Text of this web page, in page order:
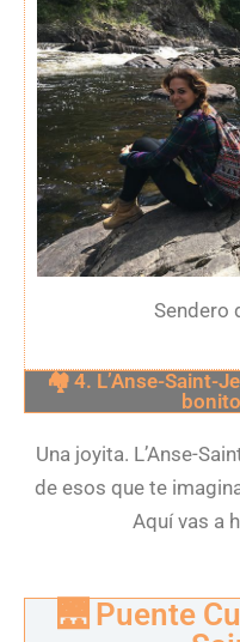
Sendero
🏘️ 4. L’Anse-Saint-
Una joyita. L’Anse-
de esos que te
Aquí vas a
🌉 Puente